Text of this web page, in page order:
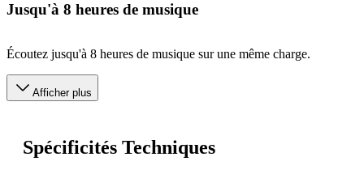
Jusqu'à 8 heures de musique
Écoutez jusqu'à 8 heures de musique sur une même charge.
Afficher plus
Spécificités Techniques